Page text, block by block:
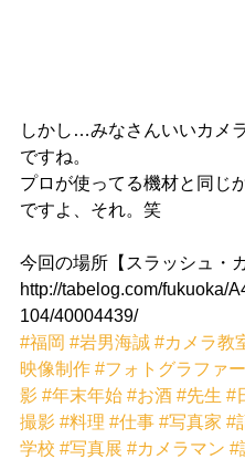
しかし…みなさんいいカメ
ですね。
プロが使ってる機材と同じ
ですよ、それ。笑
今回の場所【スラッシュ・
http://tabelog.com/fukuoka/
104/40004439/
#福岡 #岩男海誠 #カメラ教
映像制作 #フォトグラファー
影 #年末年始 #お酒 #先生 #
撮影 #料理 #仕事 #写真家 #
学校 #写真展 #カメラマン #